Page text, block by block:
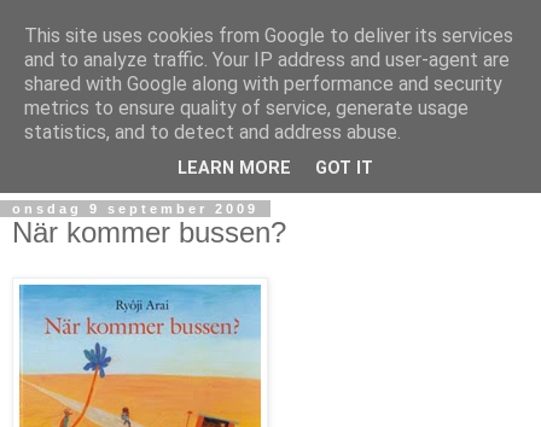
onsdag 9 september 2009
När kommer bussen?
This site uses cookies from Google to deliver its services
and to analyze traffic. Your IP address and user-agent are
shared with Google along with performance and security
metrics to ensure quality of service, generate usage
statistics, and to detect and address abuse.
LEARN MORE GOT IT